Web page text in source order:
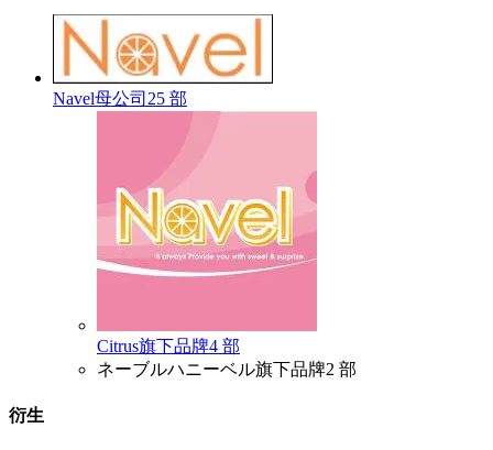
Navel母公司 25 部
Citrus旗下品牌4 部
ネーブルハニーベル旗下品牌2 部
衍生